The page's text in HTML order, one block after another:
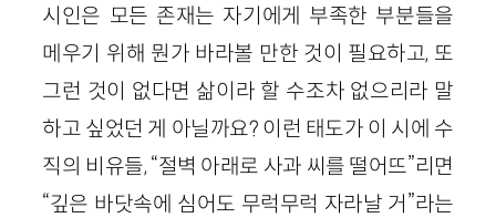
시인은 모든 존재는 자기에게 부족한 부분들을
메우기 위해 뭔가 바라볼 만한 것이 필요하고, 또
그런 것이 없다면 삶이라 할 수조차 없으리라 말
하고 싶었던 게 아닐까요? 이런 태도가 이 시에 수
직의 비유들, “절벽 아래로 사과 씨를 떨어뜨”리면
“깊은 바닷속에 심어도 무럭무럭 자라날 거”라는